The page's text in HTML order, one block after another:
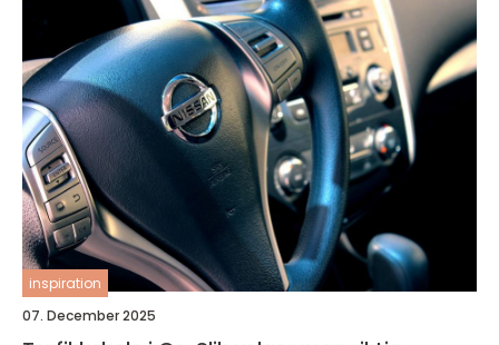
inspiration
07. December 2025